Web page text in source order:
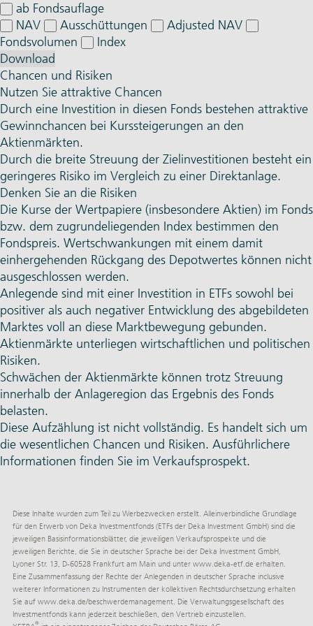
ab Fondsauflage
NAV
Ausschüttungen
Adjusted NAV
Fondsvolumen
Index
Download
Chancen und Risiken
Nutzen Sie attraktive Chancen
Durch eine Investition in diesen Fonds bestehen attraktive
Gewinnchancen bei Kurssteigerungen an den
Aktienmärkten.
Durch die breite Streuung der Zielinvestitionen besteht ein
geringeres Risiko im Vergleich zu einer Direktanlage.
Denken Sie an die Risiken
Die Kurse der Wertpapiere (insbesondere Aktien) im Fonds
bzw. dem zugrundeliegenden Index bestimmen den
Fondspreis. Wertschwankungen mit einem damit
einhergehenden Rückgang des Depotwertes können nicht
ausgeschlossen werden.
Anlegende sind mit einer Investition in ETFs sowohl bei
positiver als auch negativer Entwicklung des abgebildeten
Marktes voll an diese Marktbewegung gebunden.
Aktienmärkte unterliegen wirtschaftlichen und politischen
Risiken.
Schwächen der Aktienmärkte können trotz Streuung
innerhalb der Anlageregion das Ergebnis des Fonds
belasten.
Diese Aufzählung ist nicht vollständig. Es handelt sich um
die wesentlichen Chancen und Risiken. Ausführlichere
Informationen finden Sie im Verkaufsprospekt.
Diese Inhalte wurden zum Teil zu Werbezwecken erstellt. Alleinverbindliche Grundlage
für den Erwerb von Deka Investmentfonds (ETFs der Deka Investment GmbH) sind die
jeweiligen Basisinformationsblätter, die jeweiligen Verkaufsprospekte und die
jeweiligen Berichte, die Sie in deutscher Sprache bei der Deka Investment GmbH,
Lyoner Str. 13, D-60528 Frankfurt am Main und unter www.deka-etf.de erhalten.
Eine Zusammenfassung der Rechte der Anlegenden in deutscher Sprache inclusive
weiterer Informationen zu Instrumenten der kollektiven Rechtsdurchsetzung erhalten
Sie auf www.deka.de/­beschwerdemanagement. Die Verwaltungsgesellschaft des
Investmentfonds kann jederzeit beschließen, den Vertrieb einzustellen.
®